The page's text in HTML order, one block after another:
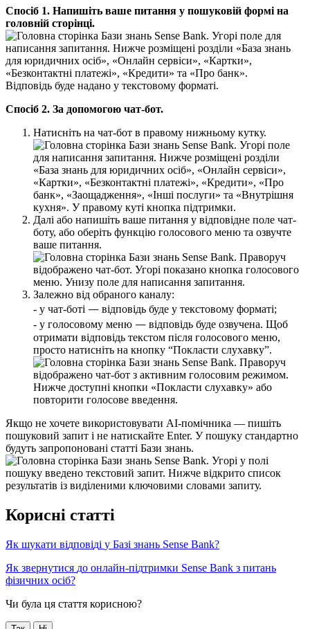
Спосіб 1. Напишіть ваше питання у пошуковій формі на
головній сторінці.
Відповідь буде надано у текстовому форматі.
Спосіб 2. За допомогою чат-бот.
Натисніть на чат-бот в правому нижньому кутку.
Далі або напишіть ваше питання у відповідне поле чат-
боту, або оберіть функцію голосового меню та озвучте
ваше питання.
Залежно від обраного каналу:
- у чат-боті — відповідь буде у текстовому форматі;
- у голосовому меню — відповідь буде озвучена. Щоб
отримати відповідь текстом після голосового меню,
просто натисніть на кнопку “Покласти слухавку”.
Якщо не хочете використовувати АІ-помічника — пишіть
пошуковий запит і не натискайте Enter. У пошуку стандартно
будуть запропоновані статті Бази знань.
Корисні статті
Як шукати відповіді у Базі знань Sense Bank?
Як звернутися до онлайн-підтримки Sense Bank з питань
фізичних осіб?
Чи була ця стаття корисною?